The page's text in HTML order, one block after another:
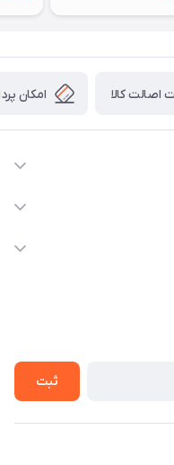
اصالت کالا امکان
ثبت